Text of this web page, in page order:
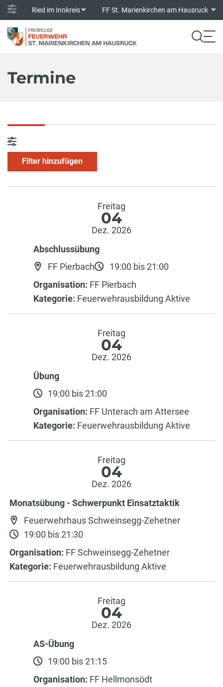
Ried im Innkreis FF St. Marienkirchen am Hausruck
Termine
Filter hinzufügen
Freitag
04
Dez. 2026
Abschlussübung
FF Pierbach
19:00 bis 21:00
Organisation: FF Pierbach
Kategorie: Feuerwehrausbildung Aktive
Freitag
04
Dez. 2026
Übung
19:00 bis 21:00
Organisation: FF Unterach am Attersee
Kategorie: Feuerwehrausbildung Aktive
Freitag
04
Dez. 2026
Monatsübung - Schwerpunkt Einsatztaktik
Feuerwehrhaus Schweinsegg-Zehetner
19:00 bis 21:30
Organisation: FF Schweinsegg-Zehetner
Kategorie: Feuerwehrausbildung Aktive
Freitag
04
Dez. 2026
AS-Übung
19:00 bis 21:15
Organisation: FF Hellmonsödt